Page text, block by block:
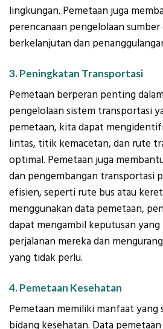
lingkungan. Pemetaan juga
perencanaan pengelolaan sumber
berkelanjutan dan
3. Peningkatan Transportasi
Pemetaan berperan penting
pengelolaan sistem transportasi
pemetaan, kita dapat
lintas, titik kemacetan, dan rute
optimal. Pemetaan juga
dan pengembangan transportasi
efisien, seperti rute bus atau
menggunakan data pemetaan,
dapat mengambil keputusan
perjalanan mereka dan
yang tidak perlu.
4. Pemetaan Kesehatan
Pemetaan memiliki manfaat yang
bidang kesehatan. Data